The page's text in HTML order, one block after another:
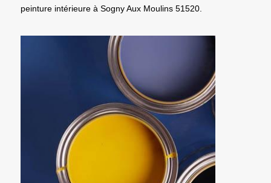
peinture intérieure à Sogny Aux Moulins 51520.